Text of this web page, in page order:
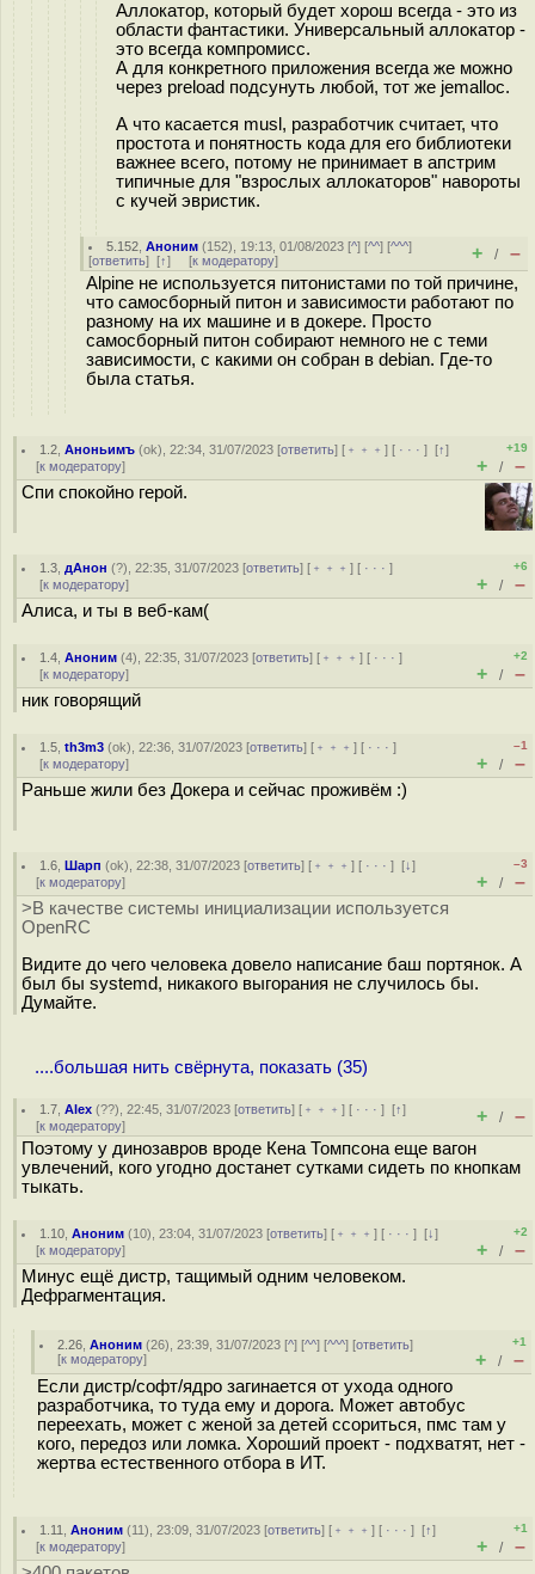
Аллокатор, который будет хорош всегда - это из
области фантастики. Универсальный аллокатор -
это всегда компромисс.
А для конкретного приложения всегда же можно
через preload подсунуть любой, тот же jemalloc.
А что касается musl, разработчик считает, что
простота и понятность кода для его библиотеки
важнее всего, потому не принимает в апстрим
типичные для "взрослых аллокаторов" навороты
с кучей эвристик.
5.152 ,Аноним (152), 19:13, 01/08/2023 [^] [^^] [^^^]
[ответить] [↑] [к модератору] + / –
Alpine не используется питонистами по той причине,
что самосборный питон и зависимости работают по
разному на их машине и в докере. Просто
самосборный питон собирают немного не с теми
зависимости, с какими он собран в debian. Где-то
была статья.
1.2 ,Аноньимъ (ok), 22:34, 31/07/2023 [ответить] [ ﹢﹢﹢] [ · · ·][↑]
[к модератору]
+19
+ / –
Спи спокойно герой.
1.3 дАнон (?), 22:35, 31/07/2023 [ответить] [ ﹢﹢﹢] [ · · ·]
[к модератору]
+6
+ / –
Алиса, и ты в веб-кам(
1.4 ,Аноним (4), 22:35, 31/07/2023 [ответить] [ ﹢﹢﹢] [ · · ·]
[к модератору]
+2
+ / –
ник говорящий
1.5 ,th3m3 (ok), 22:36, 31/07/2023 [ответить] [ ﹢﹢﹢] [ · · ·]
[к модератору]
–1
+ / –
Раньше жили без Докера и сейчас проживём :)
1.6 ,Шарп (ok), 22:38, 31/07/2023 [ответить] [ ﹢﹢﹢] [ · · ·][↓]
[к модератору]
–3
+ / –
>В качестве системы инициализации используется
OpenRC
Видите до чего человека довело написание баш портянок. А
был бы systemd, никакого выгорания не случилось бы.
Думайте.
....большая нить свёрнута, показать (35)
1.7 ,Alex (??), 22:45, 31/07/2023 [ответить] [ ﹢﹢﹢] [ · · ·][↑]
[к модератору] + / –
Поэтому у динозавров вроде Кена Томпсона еще вагон
увлечений, кого угодно достанет сутками сидеть по кнопкам
тыкать.
1.10 ,Аноним (10), 23:04, 31/07/2023 [ответить] [ ﹢﹢﹢] [ · · ·][↓]
[к модератору]
+2
+ / –
Минус ещё дистр, тащимый одним человеком.
Дефрагментация.
2.26 ,Аноним (26), 23:39, 31/07/2023 [^] [^^] [^^^] [ответить]
[к модератору]
+1
+ / –
Если дистр/софт/ядро загинается от ухода одного
разработчика, то туда ему и дорога. Может автобус
переехать, может с женой за детей ссориться, пмс там у
кого, передоз или ломка. Хороший проект - подхватят, нет -
жертва естественного отбора в ИТ.
1.11 ,Аноним (11), 23:09, 31/07/2023 [ответить] [ ﹢﹢﹢] [ · · ·][↑]
[к модератору]
+1
+ / –